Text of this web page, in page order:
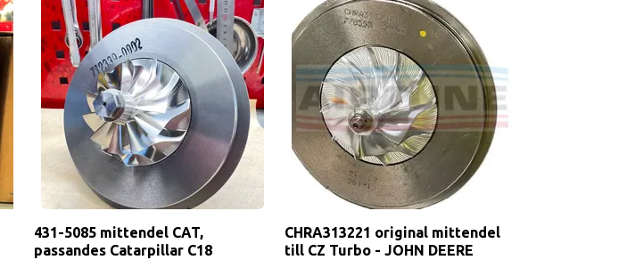
431-5085 mittendel CAT,
passandes Catarpillar C18
CHRA313221 original mittendel
till CZ Turbo - JOHN DEERE